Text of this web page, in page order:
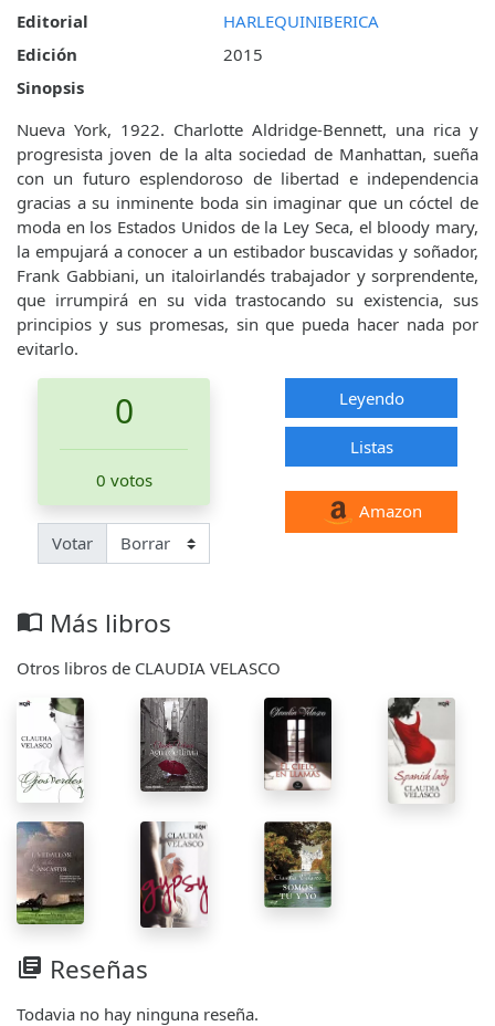
Editorial
HARLEQUINIBERICA
Edición
2015
Sinopsis
Nueva York, 1922. Charlotte Aldridge-Bennett, una rica y
progresista joven de la alta sociedad de Manhattan, sueña
con un futuro esplendoroso de libertad e independencia
gracias a su inminente boda sin imaginar que un cóctel de
moda en los Estados Unidos de la Ley Seca, el bloody mary,
la empujará a conocer a un estibador buscavidas y soñador,
Frank Gabbiani, un italoirlandés trabajador y sorprendente,
que irrumpirá en su vida trastocando su existencia, sus
principios y sus promesas, sin que pueda hacer nada por
evitarlo.
0
0 votos
Votar
Leyendo
Listas
Amazon
import_contacts Más libros
Otros libros de CLAUDIA VELASCO
library_books Reseñas
Todavia no hay ninguna reseña.